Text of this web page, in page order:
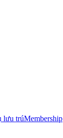
lưu trúMembership